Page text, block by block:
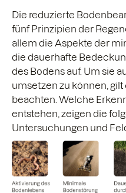
Die reduzierte
fünf Prinzipien der
allem die Aspekte der
die dauerhafte
des Bodens auf. Um sie
umsetzen zu können, gilt
beachten. Welche
entstehen, zeigen die
Untersuchungen und